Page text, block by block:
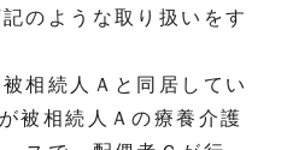
のような取り扱いをす
相続人Ａと同居してい
被相続人Ａの療養介護